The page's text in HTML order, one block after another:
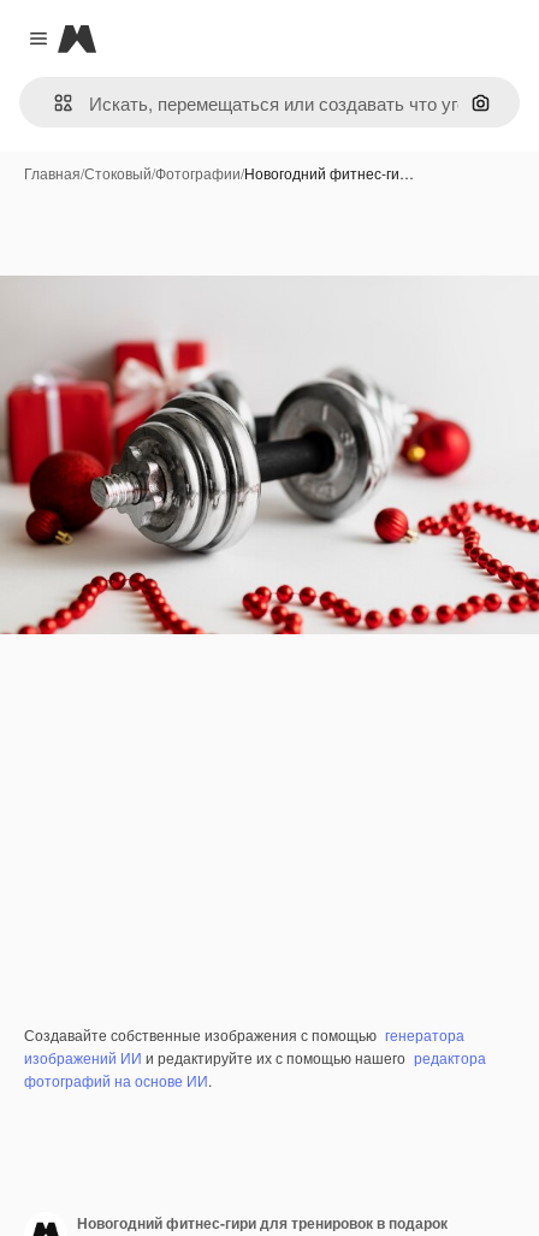
Close menu
Magnific
Поиск
Главная/Стоковый/Фотографии/Новогодний фитнес-ги…
Создавайте собственные изображения с помощью генератора
изображений ИИ и редактируйте их с помощью нашего редактора
фотографий на основе ИИ.
Новогодний фитнес-гири для тренировок в подарок